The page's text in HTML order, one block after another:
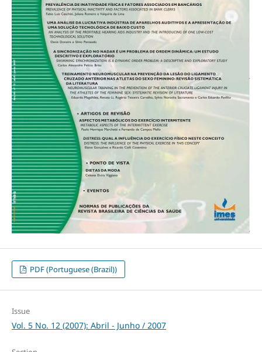
PDF (Portuguese (Brazil))
Issue
Vol. 5 No. 12 (2007): Abril - Junho / 2007